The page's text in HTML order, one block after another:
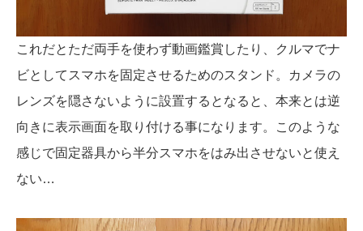
これだとただ両手を使わず動画鑑賞したり、クルマでナ
ビとしてスマホを固定させるためのスタンド。カメラの
レンズを隠さないように設置するとなると、本来とは逆
向きに表示画面を取り付ける事になります。このような
感じで固定器具から半分スマホをはみ出させないと使え
ない…